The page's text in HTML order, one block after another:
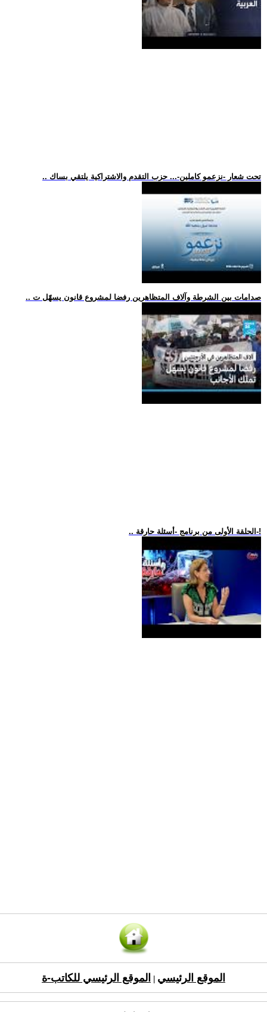
.. تحت شعار -نزعمو كاملين-... حزب التقدم والاشتراكية يلتقي بساك
.. صدامات بين الشرطة وآلاف المتظاهرين رفضا لمشروع قانون يسهّل ت
.. الحلقة الأولى من برنامج -أسئلة حارقة-!
الموقع الرئيسي الموقع الرئيسي للكاتب-ة